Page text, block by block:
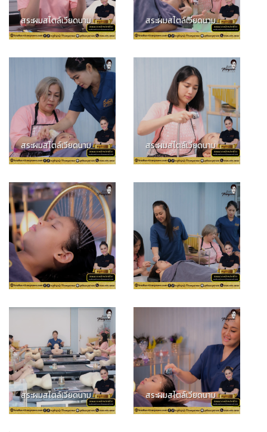
สระผมสไตล์เวียดนาม สระผมสไตล์เวียดนาม
สระผมสไตล์เวียดนาม สระผมสไตล์เวียดนาม
สระผมสไตล์เวียดนาม สระผมสไตล์เวียดนาม